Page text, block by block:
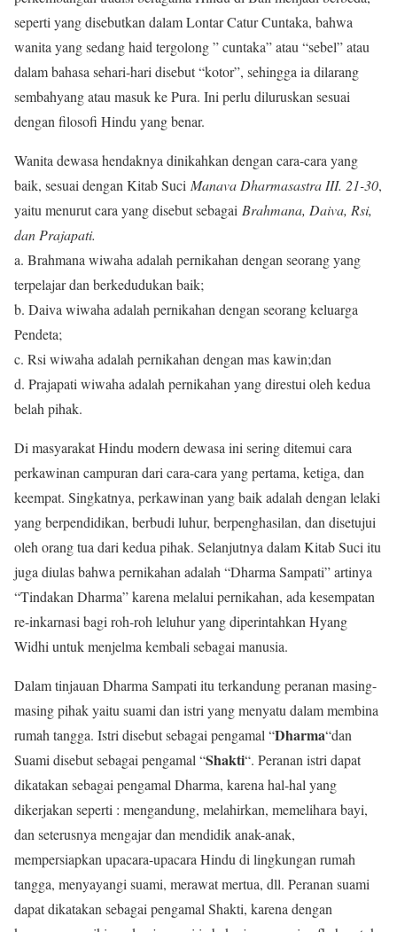
seperti yang disebutkan dalam Lontar Catur Cuntaka, bahwa
wanita yang sedang haid tergolong ” cuntaka” atau “sebel” atau
dalam bahasa sehari-hari disebut “kotor”, sehingga ia dilarang
sembahyang atau masuk ke Pura. Ini perlu diluruskan sesuai
dengan filosofi Hindu yang benar.
Wanita dewasa hendaknya dinikahkan dengan cara-cara yang
baik, sesuai dengan Kitab Suci Manava Dharmasastra III. 21-30,
yaitu menurut cara yang disebut sebagai Brahmana, Daiva, Rsi,
dan Prajapati.
a. Brahmana wiwaha adalah pernikahan dengan seorang yang
terpelajar dan berkedudukan baik;
b. Daiva wiwaha adalah pernikahan dengan seorang keluarga
Pendeta;
c. Rsi wiwaha adalah pernikahan dengan mas kawin;dan
d. Prajapati wiwaha adalah pernikahan yang direstui oleh kedua
belah pihak.
Di masyarakat Hindu modern dewasa ini sering ditemui cara
perkawinan campuran dari cara-cara yang pertama, ketiga, dan
keempat. Singkatnya, perkawinan yang baik adalah dengan lelaki
yang berpendidikan, berbudi luhur, berpenghasilan, dan disetujui
oleh orang tua dari kedua pihak. Selanjutnya dalam Kitab Suci itu
juga diulas bahwa pernikahan adalah “Dharma Sampati” artinya
“Tindakan Dharma” karena melalui pernikahan, ada kesempatan
re-inkarnasi bagi roh-roh leluhur yang diperintahkan Hyang
Widhi untuk menjelma kembali sebagai manusia.
Dalam tinjauan Dharma Sampati itu terkandung peranan masing-
masing pihak yaitu suami dan istri yang menyatu dalam membina
rumah tangga. Istri disebut sebagai pengamal “Dharma“dan
Suami disebut sebagai pengamal “Shakti“. Peranan istri dapat
dikatakan sebagai pengamal Dharma, karena hal-hal yang
dikerjakan seperti : mengandung, melahirkan, memelihara bayi,
dan seterusnya mengajar dan mendidik anak-anak,
mempersiapkan upacara-upacara Hindu di lingkungan rumah
tangga, menyayangi suami, merawat mertua, dll. Peranan suami
dapat dikatakan sebagai pengamal Shakti, karena dengan